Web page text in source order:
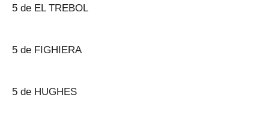
5 de EL TREBOL
5 de FIGHIERA
5 de HUGHES